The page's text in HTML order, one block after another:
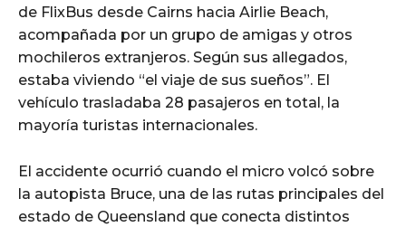
de FlixBus desde Cairns hacia Airlie Beach,
acompañada por un grupo de amigas y otros
mochileros extranjeros. Según sus allegados,
estaba viviendo “el viaje de sus sueños”. El
vehículo trasladaba 28 pasajeros en total, la
mayoría turistas internacionales.
El accidente ocurrió cuando el micro volcó sobre
la autopista Bruce, una de las rutas principales del
estado de Queensland que conecta distintos